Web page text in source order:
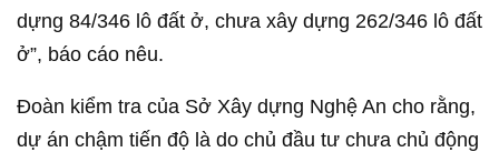
dựng 84/346 lô đất ở, chưa xây dựng 262/346 lô đất
ở”, báo cáo nêu.
Đoàn kiểm tra của Sở Xây dựng Nghệ An cho rằng,
dự án chậm tiến độ là do chủ đầu tư chưa chủ động